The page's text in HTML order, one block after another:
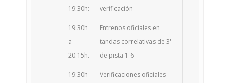
19:30h:
verificación
19:30h
a
20:15h.
Entrenos oficiales en
tandas correlativas de 3'
de pista 1-6
19:30h
Verificaciones oficiales